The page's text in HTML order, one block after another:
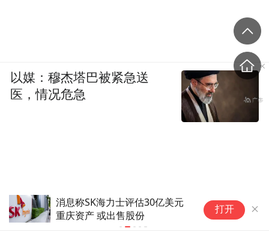
消息称SK海力士评估30亿美元
重庆资产 或出售股份
打开
以媒：穆杰塔巴被紧急送
医，情况危急